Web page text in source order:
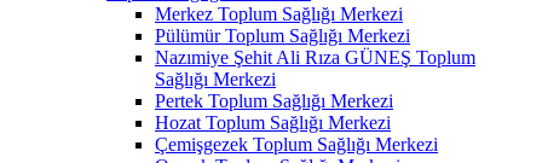
Merkez Toplum Sağlığı Merkezi
Pülümür Toplum Sağlığı Merkezi
Nazımiye Şehit Ali Rıza GÜNEŞ Toplum
Sağlığı Merkezi
Pertek Toplum Sağlığı Merkezi
Hozat Toplum Sağlığı Merkezi
Çemişgezek Toplum Sağlığı Merkezi